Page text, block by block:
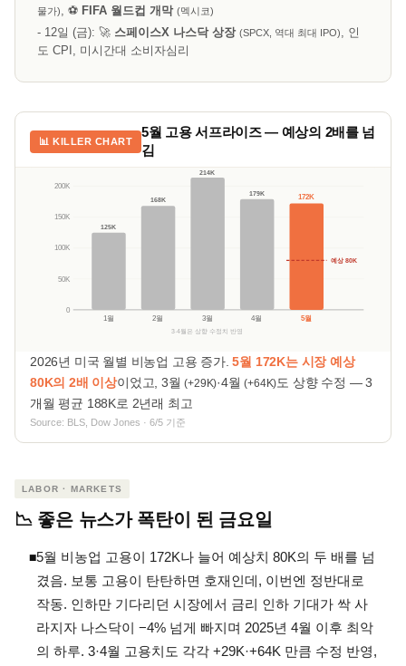
물가), ⚽ FIFA 월드컵 개막 (멕시코)
- 12일 (금): 🚀 스페이스X 나스닥 상장 (SPCX, 역대 최대 IPO), 인
도 CPI, 미시간대 소비자심리
📊 KILLER CHART
5월 고용 서프라이즈 — 예상의 2배를 넘
김
200K
150K
100K
50K
0
125K
168K
214K
179K
172K
예상 80K
1월 2월 3월 4월 5월
3·4월은 상향 수정치 반영
2026년 미국 월별 비농업 고용 증가.5월 172K는 시장 예상
80K의 2배 이상이었고, 3월(+29K)·4월(+64K)도 상향 수정 — 3
개월 평균 188K로 2년래 최고
Source: BLS, Dow Jones · 6/5 기준
LABOR · MARKETS
📉 좋은 뉴스가 폭탄이 된 금요일
◾5월 비농업 고용이 172K나 늘어 예상치 80K의 두 배를 넘
겼음. 보통 고용이 탄탄하면 호재인데, 이번엔 정반대로
작동. 인하만 기다리던 시장에서 금리 인하 기대가 싹 사
라지자 나스닥이 −4% 넘게 빠지며 2025년 4월 이후 최악
의 하루. 3·4월 고용치도 각각 +29K·+64K 만큼 수정 반영,